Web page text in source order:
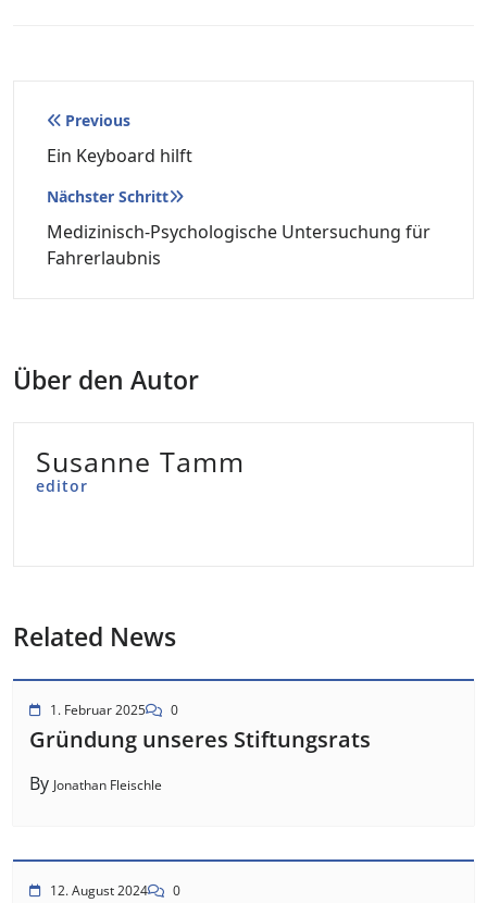
Beitragsnavigation
Previous
Ein Keyboard hilft
Nächster Schritt
Medizinisch-Psychologische Untersuchung für
Fahrerlaubnis
Über den Autor
Susanne Tamm
editor
Related News
1. Februar 2025 0
Gründung unseres Stiftungsrats
By Jonathan Fleischle
12. August 2024 0